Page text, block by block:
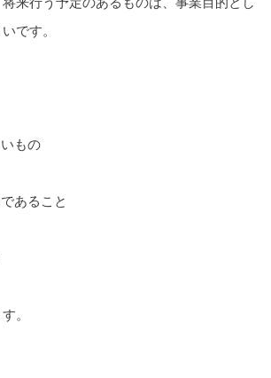
です。
もの
あること
。